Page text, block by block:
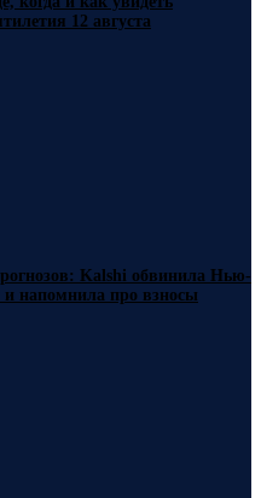
12 августа
Kalshi обвинила Нью-
напомнила про взносы